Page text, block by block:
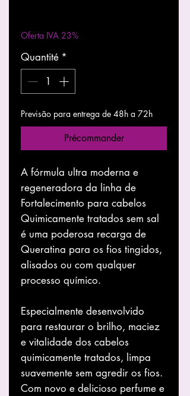
Oferta IVA 23%
Quantité *
Previsão para entrega de 48h a 72h
Précommander
A fórmula ultra moderna e
regeneradora da linha de
Fortalecimento para cabelos
Quimicamente tratados sem sal
é uma poderosa recarga de
Queratina para os fios tingidos,
alisados ou com qualquer
processo químico.
Especialmente desenvolvido
para restaurar o brilho, maciez
e vitalidade dos cabelos
quimicamente tratados, limpa
suavemente sem agredir os fios.
Com novo e delicioso perfume e